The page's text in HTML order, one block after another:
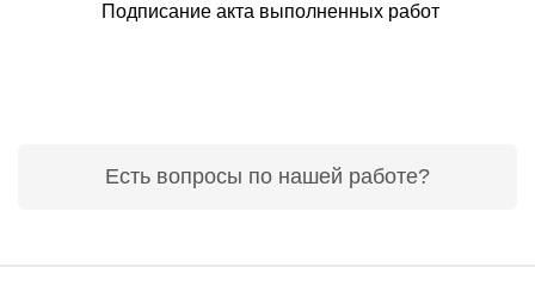
Подписание акта выполненных работ
Есть вопросы по нашей работе?